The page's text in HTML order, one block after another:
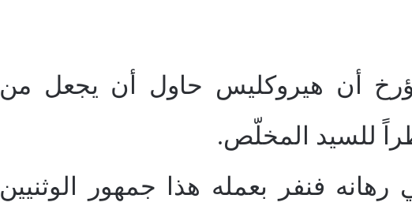
أن هيروكليس حاول أن يجعل من
للسيد المخلّص.
فنفر بعمله هذا جمهور الوثنيين